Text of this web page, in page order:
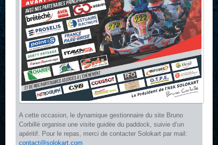
A cette occasion, le dynamique gestionnaire du site Bruno
Corbillé organise une visite guidée du paddock, suivie d’un
apéritif. Pour le repas, merci de contacter Solokart par mail:
contact@solokart.com